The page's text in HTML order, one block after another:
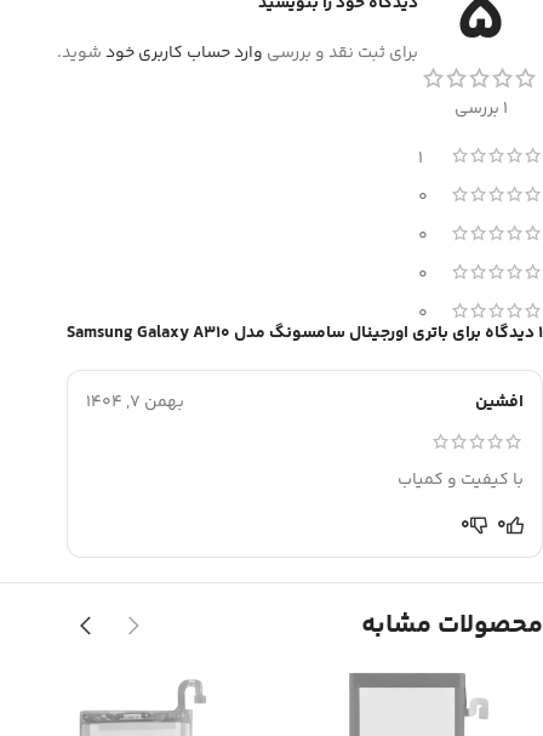
1 بررسی
1
0
0
0
0
1 دیدگاه برای باتری اورجینال سامسونگ مدل Samsung Galaxy A310
افشین بهمن 7, 1404
با کیفیت و کمیاب
0
0
برای ثبت نقد و بررسی وارد حساب کاربری خودشوید.
محصولات مشابه